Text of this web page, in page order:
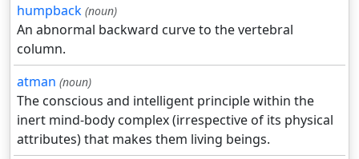
humpback (noun)
An abnormal backward curve to the vertebral
column.
atman (noun)
The conscious and intelligent principle within the
inert mind-body complex (irrespective of its physical
attributes) that makes them living beings.